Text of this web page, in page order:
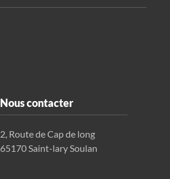
Nous contacter
2, Route de Cap de long
65170 Saint-lary Soulan